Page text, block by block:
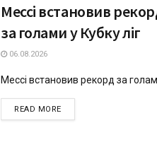
Мессі встановив
за голами у Кубку ліг
06.08.2026
Мессі встановив рекорд за
READ MOREDETAILS